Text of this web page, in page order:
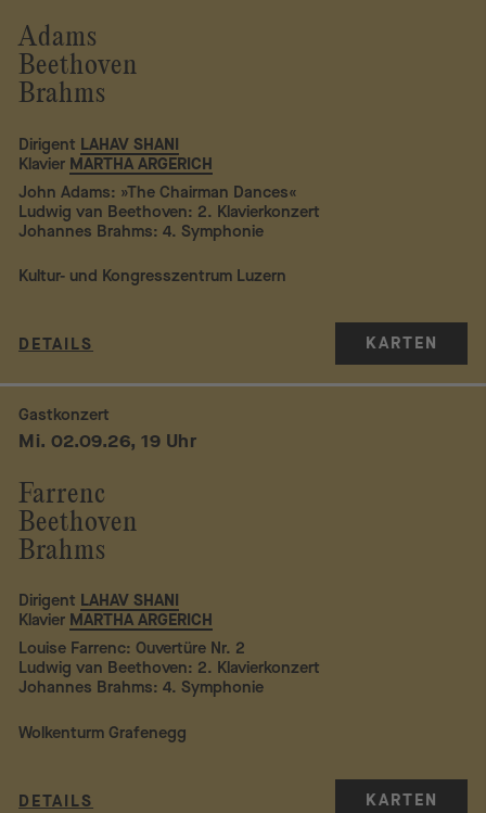
Adams
Beethoven
Brahms
Dirigent LAHAV SHANI
Klavier MARTHA ARGERICH
John Adams: »The Chairman Dances«
Ludwig van Beethoven: 2. Klavierkonzert
Johannes Brahms: 4. Symphonie
Kultur- und Kongresszentrum Luzern
DETAILS KARTEN
Farrenc
Beethoven
Brahms
Gastkonzert
Mi. 02.09.26, 19 Uhr
Dirigent LAHAV SHANI
Klavier MARTHA ARGERICH
Louise Farrenc: Ouvertüre Nr. 2
Ludwig van Beethoven: 2. Klavierkonzert
Johannes Brahms: 4. Symphonie
Wolkenturm Grafenegg
DETAILS KARTEN